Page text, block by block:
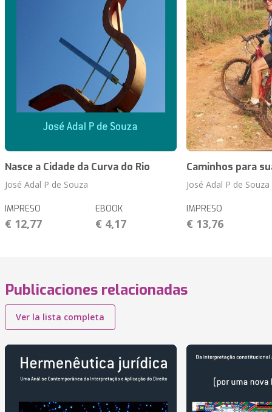
Nasce a Cidade da Curva do Rio
José Adal P de Souza
IMPRESO
€ 12,77
EBOOK
€ 4,17
Caminhos para
José Adal P de Souza
IMPRESO
€ 13,76
Publicaciones relacionadas
Ver la lista completa